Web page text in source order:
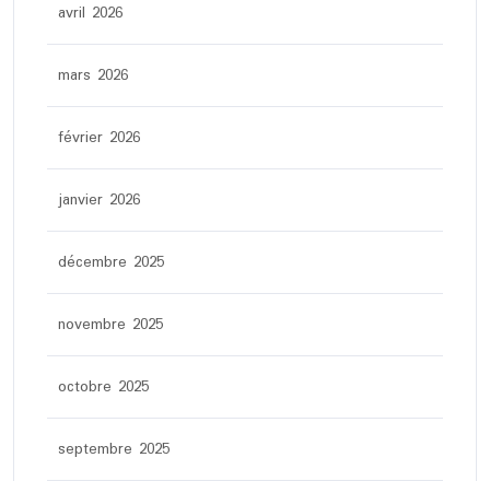
avril 2026
mars 2026
février 2026
janvier 2026
décembre 2025
novembre 2025
octobre 2025
septembre 2025